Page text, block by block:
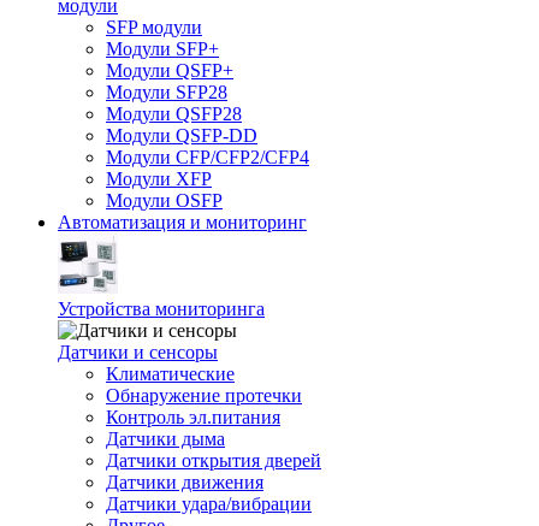
модули
SFP модули
Модули SFP+
Модули QSFP+
Модули SFP28
Модули QSFP28
Модули QSFP-DD
Модули CFP/CFP2/CFP4
Модули XFP
Модули OSFP
Автоматизация и мониторинг
Устройства мониторинга
Датчики и сенсоры
Климатические
Обнаружение протечки
Контроль эл.питания
Датчики дыма
Датчики открытия дверей
Датчики движения
Датчики удара/вибрации